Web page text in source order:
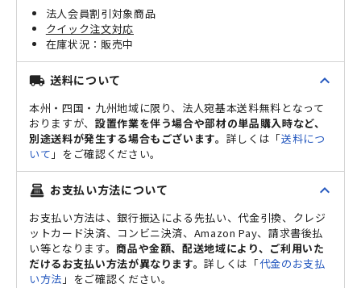
法人会員割引対象商品
クイック注文対応
販売中
local_shipping 送料について expand_less
本州・四国・九州地域に限り、法人宛基本送料無料となって
おりますが、 設置作業を伴う場合や部材の単品購入時など、
別途送料が発生する場合もございます。 詳しくは「送料につ
いて 」をご確認ください。
point_of_sale お支払い方法について expand_less
お支払い方法は、銀行振込による先払い、代金引換、クレジ
ットカード決済、コンビニ決済、Amazon Pay、請求書後払
い等となります。商品や金額、配送地域により、ご利用いた
だけるお支払い方法が異なります。詳しくは「代金のお支払
い方法 」をご確認ください。